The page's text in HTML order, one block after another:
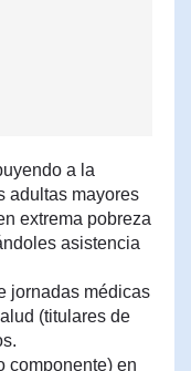
a la
adultas mayores
extrema pobreza
asistencia
jornadas médicas
(titulares de
componente) en